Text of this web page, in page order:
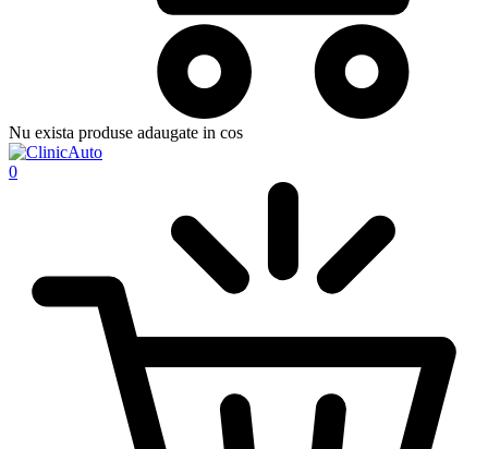
Nu exista produse adaugate in cos
0